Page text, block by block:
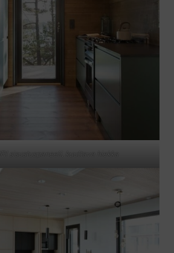
sisustuspaneeli, kuultava hiekka